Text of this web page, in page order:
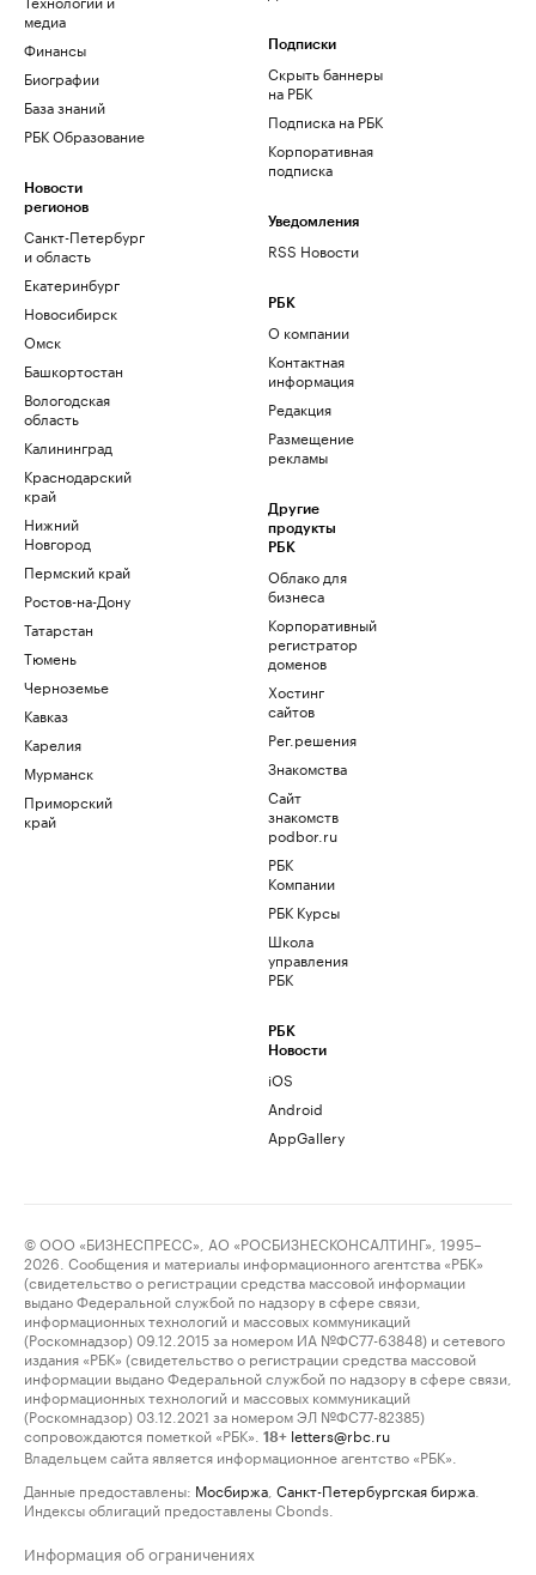
медиа
Финансы
Биографии
База знаний
РБК Образование
Новости
регионов
Санкт-Петербург
и область
Екатеринбург
Новосибирск
Омск
Башкортостан
Вологодская
область
Калининград
Краснодарский
край
Нижний
Новгород
Пермский край
Ростов-на-Дону
Татарстан
Тюмень
Черноземье
Кавказ
Карелия
Мурманск
Приморский
край
Подписки
Скрыть баннеры
на РБК
Подписка на РБК
Корпоративная
подписка
Уведомления
RSS Новости
РБК
О компании
Контактная
информация
Редакция
Размещение
рекламы
Другие
продукты
РБК
Облако для
бизнеса
Корпоративный
регистратор
доменов
Хостинг
сайтов
Рег.решения
Знакомства
Сайт
знакомств
podbor.ru
РБК
Компании
РБК Курсы
Школа
управления
РБК
РБК
Новости
iOS
Android
AppGallery
© ООО «БИЗНЕСПРЕСС», АО «РОСБИЗНЕСКОНСАЛТИНГ», 1995–
2026. Сообщения и материалы информационного агентства «РБК»
(свидетельство о регистрации средства массовой информации
выдано Федеральной службой по надзору в сфере связи,
информационных технологий и массовых коммуникаций
(Роскомнадзор) 09.12.2015 за номером ИА №ФС77-63848) и сетевого
издания «РБК» (свидетельство о регистрации средства массовой
информации выдано Федеральной службой по надзору в сфере связи,
информационных технологий и массовых коммуникаций
(Роскомнадзор) 03.12.2021 за номером ЭЛ №ФС77-82385)
сопровождаются пометкой «РБК».
18+ letters@rbc.ru
Владельцем сайта является информационное агентство «РБК».
Данные предоставлены: Мосбиржа Санкт-Петербургская биржа
Индексы облигаций предоставлены Cbonds.
Информация об ограничениях